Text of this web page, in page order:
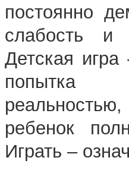
постоянно
слабость и
Детская
попытка
ребенок
Играть –